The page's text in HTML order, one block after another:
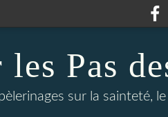
les Pas
sur la sainteté,